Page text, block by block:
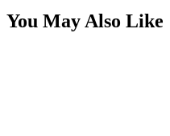
You May Also Like